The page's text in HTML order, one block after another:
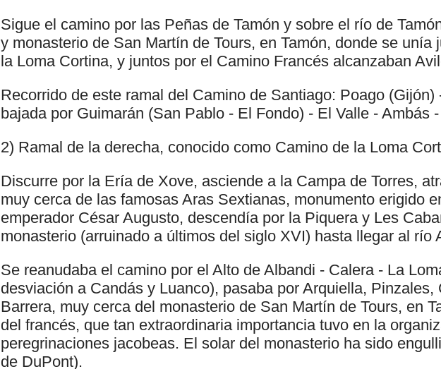
Sigue el camino por las Peñas de Tamón y sobre el río de
y monasterio de San Martín de Tours, en Tamón, donde se unía
la Loma Cortina, y juntos por el Camino Francés alcanzaban
Recorrido de este ramal del Camino de Santiago: Poago (Gijón)
bajada por Guimarán (San Pablo - El Fondo) - El Valle - Ambás
2) Ramal de la derecha, conocido como Camino de la Loma
Discurre por la Ería de Xove, asciende a la Campa de Torres,
muy cerca de las famosas Aras Sextianas, monumento erigido
emperador César Augusto, descendía por la Piquera y Les
monasterio (arruinado a últimos del siglo XVI) hasta llegar al río
Se reanudaba el camino por el Alto de Albandi - Calera - La
desviación a Candás y Luanco), pasaba por Arquiella, Pinzales,
Barrera, muy cerca del monasterio de San Martín de Tours, en
del francés, que tan extraordinaria importancia tuvo en la
peregrinaciones jacobeas. El solar del monasterio ha sido
de DuPont).